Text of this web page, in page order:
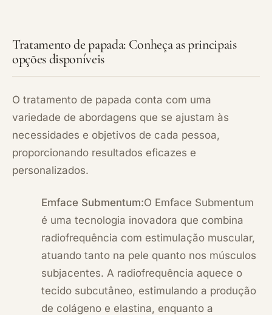
Tratamento de papada: Conheça as principais
opções disponíveis
O tratamento de papada conta com uma
variedade de abordagens que se ajustam às
necessidades e objetivos de cada pessoa,
proporcionando resultados eficazes e
personalizados.
Emface Submentum:O Emface Submentum
é uma tecnologia inovadora que combina
radiofrequência com estimulação muscular,
atuando tanto na pele quanto nos músculos
subjacentes. A radiofrequência aquece o
tecido subcutâneo, estimulando a produção
de colágeno e elastina, enquanto a